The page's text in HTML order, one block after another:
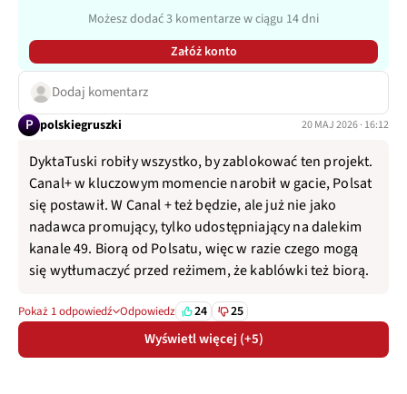
Możesz dodać 3 komentarze w ciągu 14 dni
Załóż konto
Dodaj komentarz
P polskiegruszki 20 MAJ 2026 · 16:12
DyktaTuski robiły wszystko, by zablokować ten projekt.
Canal+ w kluczowym momencie narobił w gacie, Polsat
się postawił. W Canal + też będzie, ale już nie jako
nadawca promujący, tylko udostępniający na dalekim
kanale 49. Biorą od Polsatu, więc w razie czego mogą
się wytłumaczyć przed reżimem, że kablówki też biorą.
Pokaż 1 odpowiedź Odpowiedz 24 25
Wyświetl więcej (+5)